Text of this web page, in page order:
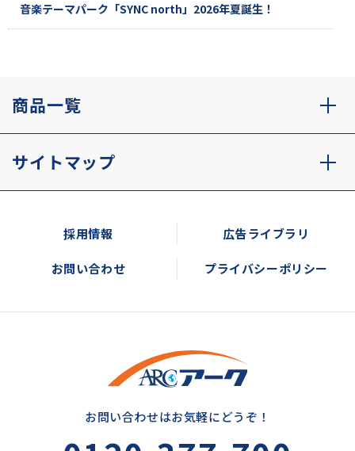
音楽テーマパーク「SYNC north」2026年夏誕生！
商品一覧
サイトマップ
採用情報 広告ライブラリ
お問い合わせ プライバシーポリシー
お問い合わせはお気軽にどうぞ！